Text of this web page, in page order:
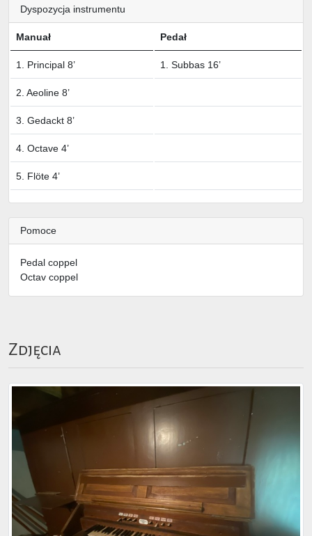
Dyspozycja instrumentu
Manuał Pedał
1. Principal 8’ 1. Subbas 16’
2. Aeoline 8’
3. Gedackt 8’
4. Octave 4’
5. Flöte 4’
Pomoce
Pedal coppel
Octav coppel
Zdjęcia